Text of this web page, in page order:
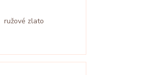
ružové zlato